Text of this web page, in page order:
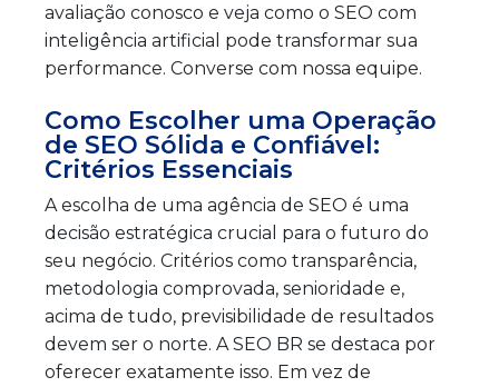
avaliação conosco e veja como o SEO com
inteligência artificial pode transformar sua
performance. Converse com nossa equipe.
Como Escolher uma Operação
de SEO Sólida e Confiável:
Critérios Essenciais
A escolha de uma agência de SEO é uma
decisão estratégica crucial para o futuro do
seu negócio. Critérios como transparência,
metodologia comprovada, senioridade e,
acima de tudo, previsibilidade de resultados
devem ser o norte. A SEO BR se destaca por
oferecer exatamente isso. Em vez de